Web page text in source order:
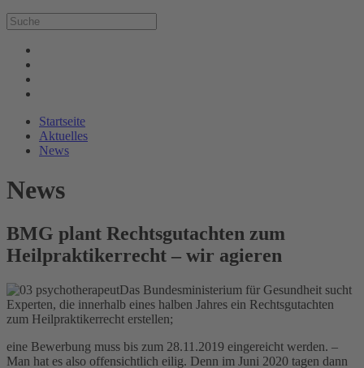
Startseite
Aktuelles
News
News
BMG plant Rechtsgutachten zum
Heilpraktikerrecht – wir agieren
Das Bundesministerium für Gesundheit sucht
Experten, die innerhalb eines halben Jahres ein Rechtsgutachten
zum Heilpraktikerrecht erstellen;
eine Bewerbung muss bis zum 28.11.2019 eingereicht werden. –
Man hat es also offensichtlich eilig. Denn im Juni 2020 tagen dann